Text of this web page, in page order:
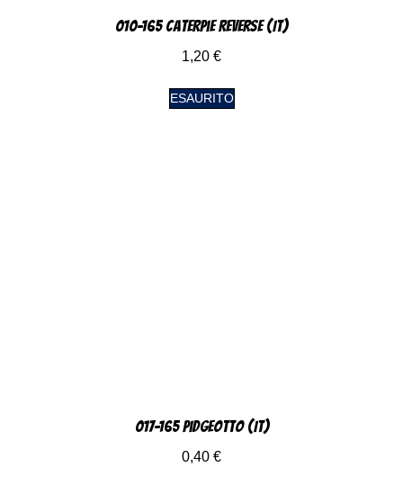
010-165 Caterpie Reverse (IT)
1,20 €
ESAURITO
017-165 Pidgeotto (IT)
0,40 €